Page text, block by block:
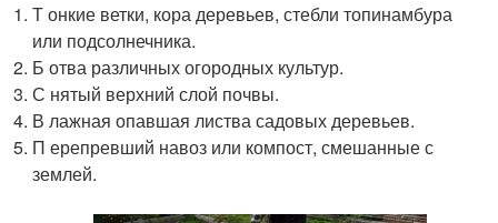
Т онкие ветки, кора деревьев, стебли топинамбура
или подсолнечника.
Б отва различных огородных культур.
С нятый верхний слой почвы.
В лажная опавшая листва садовых деревьев.
П ерепревший навоз или компост, смешанные с
землей.